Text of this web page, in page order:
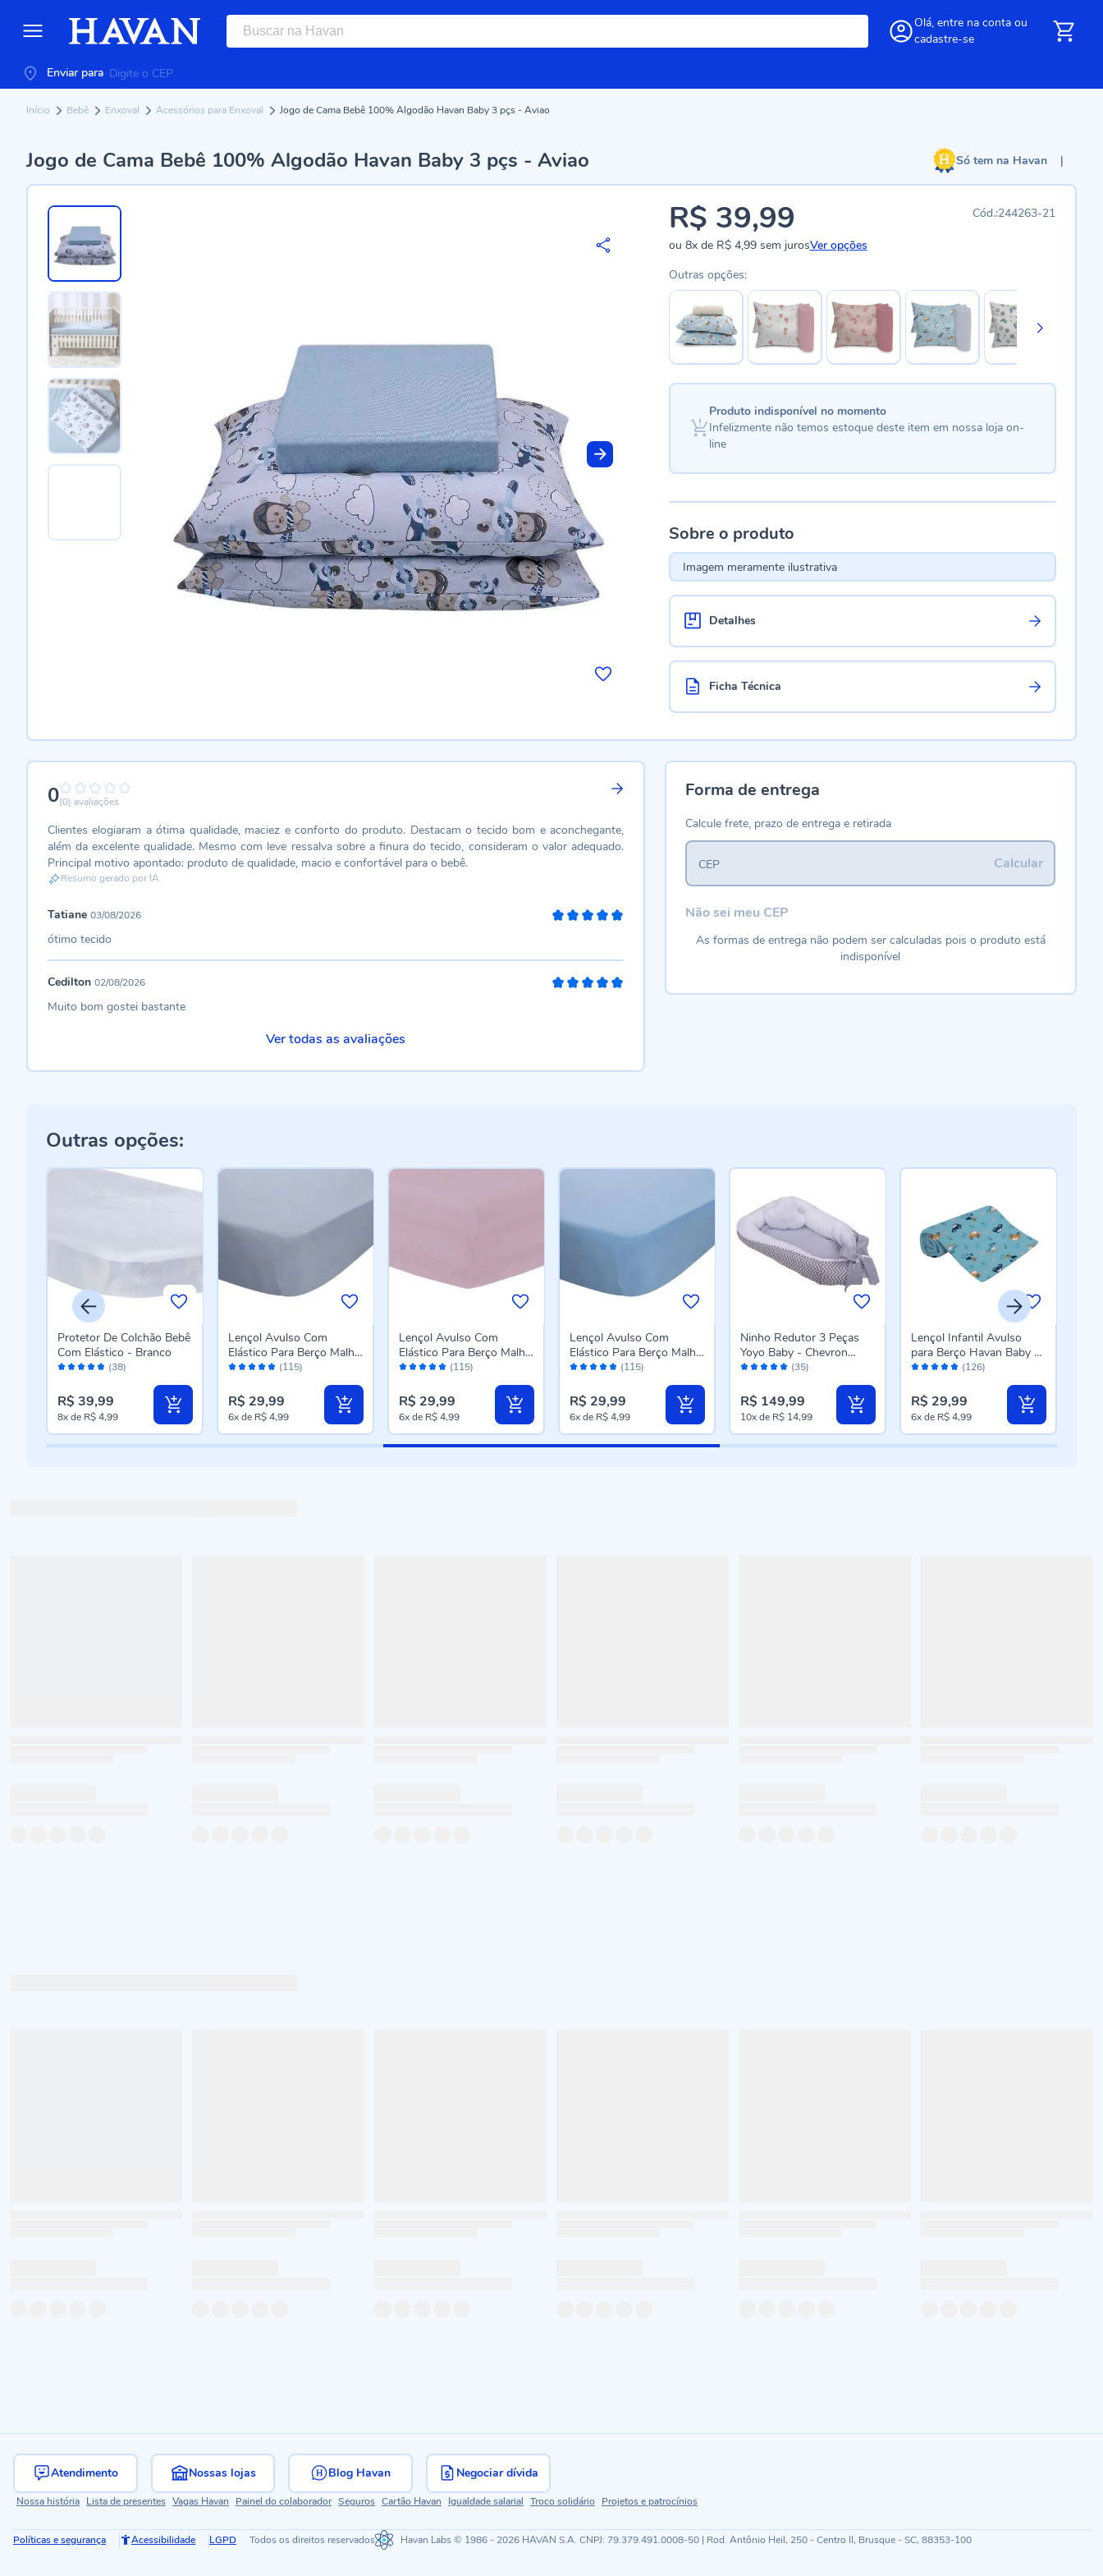
Olá, entre na conta ou
cadastre-se
Enviar para
Início Bebê Enxoval Acessórios para Enxoval Jogo de Cama Bebê 100% Algodão Havan Baby 3 pçs - Aviao
Jogo de Cama Bebê 100% Algodão Havan Baby 3 pçs - Aviao Só tem na Havan |
244263-21
R$ 39,99
ou 8xde R$ 4,99sem jurosVer opções
Outras opções:
Produto indisponível no momento
Infelizmente não temos estoque deste item em nossa loja on-
line
Sobre o produto
Imagem meramente ilustrativa
Detalhes
Ficha Técnica
00%
(0) avaliações
Clientes elogiaram a ótima qualidade, maciez e conforto do produto. Destacam o tecido bom e aconchegante,
além da excelente qualidade. Mesmo com leve ressalva sobre a finura do tecido, consideram o valor adequado.
Principal motivo apontado: produto de qualidade, macio e confortável para o bebê.
Resumo gerado por IA
Tatiane 03/08/2026
ótimo tecido
Cedilton 02/08/2026
Muito bom gostei bastante
Ver todas as avaliações
Forma de entrega
Calcule frete, prazo de entrega e retirada
Calcular
CEP
Não sei meu CEP
As formas de entrega não podem ser calculadas pois o produto está
indisponível
Outras opções:
Avaliação: (38)
Protetor De Colchão Bebê
Com Elástico - Branco
R$ 39,99
8xde R$ 4,99
Avaliação: (115)
Lençol Avulso Com
Elástico Para Berço Malha
Yoyo Baby - Cinza
R$ 29,99
6xde R$ 4,99
Avaliação: (115)
Lençol Avulso Com
Elástico Para Berço Malha
Yoyo Baby - Rosa Rose
R$ 29,99
6xde R$ 4,99
Avaliação: (115)
Lençol Avulso Com
Elástico Para Berço Malha
Yoyo Baby - Azul Nevoa
R$ 29,99
6xde R$ 4,99
Avaliação: (35)
Ninho Redutor 3 Peças
Yoyo Baby - Chevron
Cinza
R$ 149,99
10xde R$ 14,99
Avaliação: (126)
Lençol Infantil Avulso
para Berço Havan Baby -
Viagem
R$ 29,99
6xde R$ 4,99
Atendimento Nossas lojas Blog Havan Negociar dívida
Nossa história Lista de presentes Vagas Havan Painel do colaborador Seguros Cartão Havan Igualdade salarial Troco solidário Projetos e patrocínios
Políticas e segurança Acessibilidade LGPD Todos os direitos reservados Havan Labs © 1986 - 2026 HAVAN S.A. CNPJ: 79.379.491.0008-50 | Rod. Antônio Heil, 250 - Centro II, Brusque - SC, 88353-100